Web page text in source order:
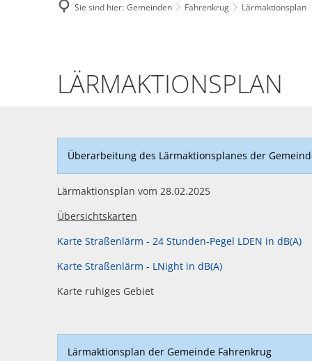
Sie sind hier: Gemeinden Fahrenkrug Lärmaktionsplan
Lärmaktionsplan
LÄRMAKTIONSPLAN
Überarbeitung des Lärmaktionsplanes der
Lärmaktionsplan vom 28.02.2025
Übersichtskarten
Karte Straßenlärm - 24 Stunden-Pegel LDEN in dB(A)
Karte Straßenlärm - LNight in dB(A)
Karte ruhiges Gebiet
Lärmaktionsplan der Gemeinde Fahrenkrug